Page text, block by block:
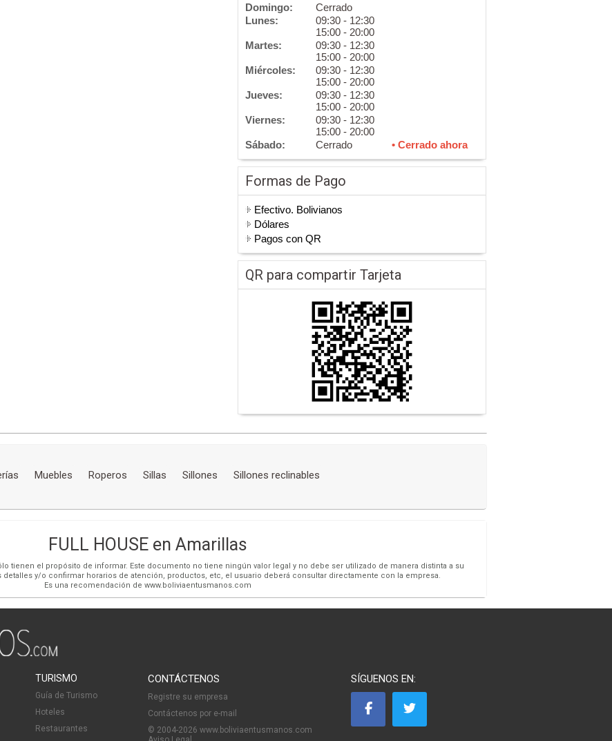
Domingo:
Cerrado
Lunes:
09:30 - 12:30
15:00 - 20:00
Martes:
09:30 - 12:30
15:00 - 20:00
Miércoles:
09:30 - 12:30
15:00 - 20:00
Jueves:
09:30 - 12:30
15:00 - 20:00
Viernes:
09:30 - 12:30
15:00 - 20:00
Sábado:
Cerrado • Cerrado ahora
Formas de Pago
Efectivo. Bolivianos
Dólares
Pagos con QR
QR para compartir Tarjeta
Muebles Roperos Sillas Sillones Sillones reclinables
FULL HOUSE en Amarillas
tienen el propósito de informar. Este documento no tiene ningún valor legal y no debe ser utilizado de manera distinta a su
detalles y/o confirmar horarios de atención, productos, etc, el usuario deberá consultar directamente con la empresa.
Es una recomendación de www.boliviaentusmanos.com
TURISMO
Guía de Turismo
Hoteles
Restaurantes
CONTÁCTENOS
Registre su empresa
Contáctenos por e-mail
© 2004-2026 www.boliviaentusmanos.com
SÍGUENOS EN: